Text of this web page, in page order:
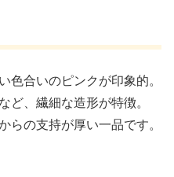
色合いのピンクが印象的。
ど、繊細な造形が特徴。
らの支持が厚い一品です。